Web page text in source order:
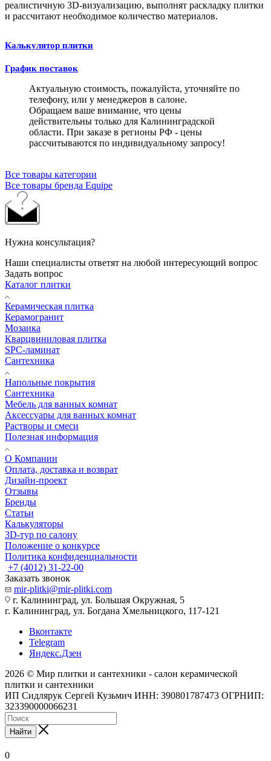
реалистичную 3D-визуализацию, выполнят раскладку плитки
и рассчитают необходимое количество материалов.
Калькулятор плитки
График поставок
Актуальную стоимость, пожалуйста, уточняйте по
телефону, или у менеджеров в салоне.
Обращаем ваше внимание, что цены
действительны только для Калининградской
области. При заказе в регионы РФ - цены
рассчитываются по индивидуальному запросу!
Все товары категории
Все товары бренда Equipe
Нужна консультация?
Наши специалисты ответят на любой интересующий вопрос
Задать вопрос
Каталог плитки
Керамическая плитка
Керамогранит
Мозаика
Кварцвиниловая плитка
SPC-ламинат
Сантехника
Напольные покрытия
Сантехника
Мебель для ванных комнат
Аксессуары для ванных комнат
Растворы и смеси
Полезная информация
О Компании
Оплата, доставка и возврат
Дизайн-проект
Отзывы
Бренды
Статьи
Калькуляторы
3D-тур по салону
Положение о конкурсе
Политика конфиденциальности
+7 (4012) 31-22-00
Заказать звонок
mir-plitki@mir-plitki.com
г. Калининград, ул. Большая Окружная, 5
г. Калининград, ул. Богдана Хмельницкого, 117-121
Вконтакте
Telegram
Яндекс.Дзен
2026 © Мир плитки и сантехники - салон керамической
плитки и сантехники
ИП Сидлярук Сергей Кузьмич ИНН: 390801787473 ОГРНИП:
323390000066231
Найти
0